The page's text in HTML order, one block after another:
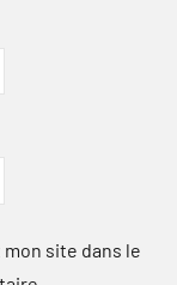
site dans le